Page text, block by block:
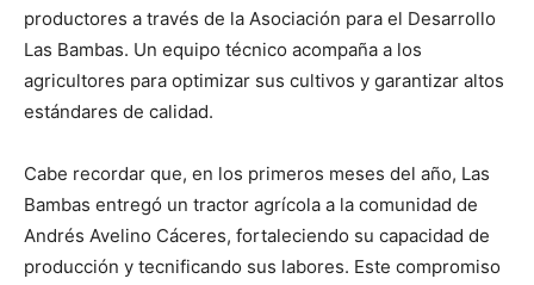
productores a través de la Asociación para el Desarrollo
Las Bambas. Un equipo técnico acompaña a los
agricultores para optimizar sus cultivos y garantizar altos
estándares de calidad.
Cabe recordar que, en los primeros meses del año, Las
Bambas entregó un tractor agrícola a la comunidad de
Andrés Avelino Cáceres, fortaleciendo su capacidad de
producción y tecnificando sus labores. Este compromiso